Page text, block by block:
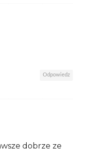
Odpowiedz
dobrze ze